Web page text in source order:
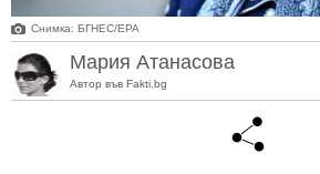
Снимка: БГНЕС/ЕРА
Мария Атанасова
Автор във Fakti.bg